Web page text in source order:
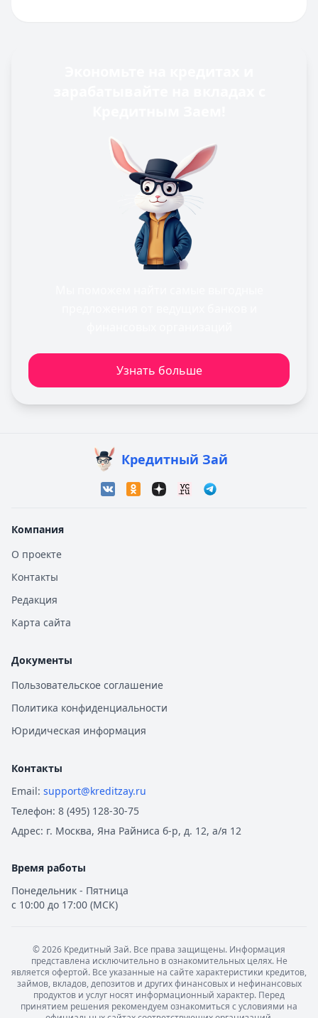
Узнать больше
Кредитный Зай
Компания
О проекте
Контакты
Редакция
Карта сайта
Документы
Пользовательское соглашение
Политика конфиденциальности
Юридическая информация
Контакты
Email: support@kreditzay.ru
Телефон: 8 (495) 128-30-75
Адрес: г. Москва, Яна Райниса б-р, д. 12, а/я 12
Время работы
Понедельник - Пятница
с 10:00 до 17:00 (МСК)
©2026 Кредитный Зай. Все права защищены. Информация
представлена исключительно в ознакомительных целях. Не
является офертой. Все указанные на сайте характеристики кредитов,
займов, вкладов, депозитов и других финансовых и нефинансовых
продуктов и услуг носят информационный характер. Перед
принятием решения рекомендуем ознакомиться с условиями на